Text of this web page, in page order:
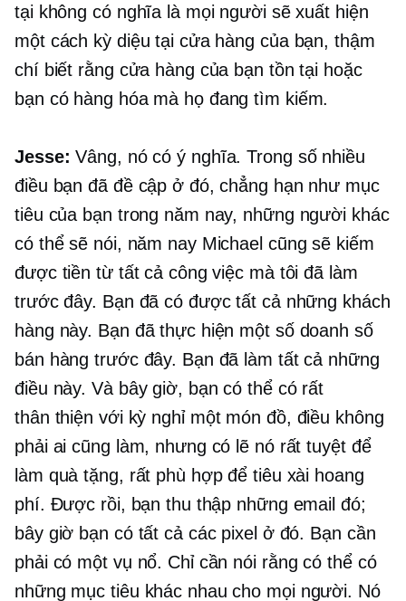
tại không có nghĩa là mọi người sẽ xuất hiện
một cách kỳ diệu tại cửa hàng của bạn, thậm
chí biết rằng cửa hàng của bạn tồn tại hoặc
bạn có hàng hóa mà họ đang tìm kiếm.
Jesse: Vâng, nó có ý nghĩa. Trong số nhiều
điều bạn đã đề cập ở đó, chẳng hạn như mục
tiêu của bạn trong năm nay, những người khác
có thể sẽ nói, năm nay Michael cũng sẽ kiếm
được tiền từ tất cả công việc mà tôi đã làm
trước đây. Bạn đã có được tất cả những khách
hàng này. Bạn đã thực hiện một số doanh số
bán hàng trước đây. Bạn đã làm tất cả những
điều này. Và bây giờ, bạn có thể có rất
thân thiện với kỳ nghỉmột món đồ, điều không
phải ai cũng làm, nhưng có lẽ nó rất tuyệt để
làm quà tặng, rất phù hợp để tiêu xài hoang
phí. Được rồi, bạn thu thập những email đó;
bây giờ bạn có tất cả các pixel ở đó. Bạn cần
phải có một vụ nổ. Chỉ cần nói rằng có thể có
những mục tiêu khác nhau cho mọi người. Nó